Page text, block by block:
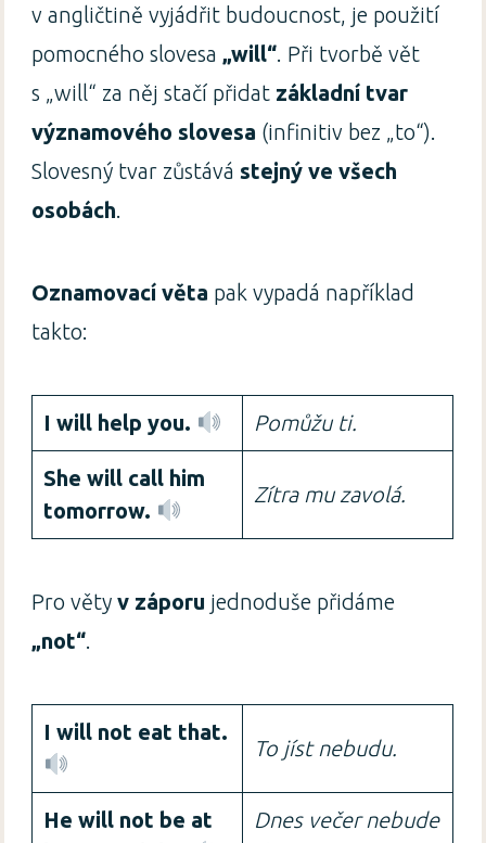
v angličtině vyjádřit budoucnost, je použití
pomocného slovesa „will“ . Při tvorbě vět
s „will“ za něj stačí přidat základní tvar
významového slovesa (infinitiv bez „to“).
Slovesný tvar zůstává stejný ve všech
osobách
Oznamovací věta pak vypadá například
takto:
I will help you. Pomůžu ti.
She will call him
tomorrow.
Zítra mu zavolá.
Pro větyv záporu jednoduše přidáme
„not“
I will not eat that.
To jíst nebudu.
He will not be at
Dnes večer nebude